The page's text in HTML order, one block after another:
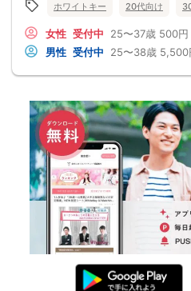
ホワイトキー 20代向け
女性 受付中 25〜37歳 500円
男性 受付中 25〜38歳 5,500